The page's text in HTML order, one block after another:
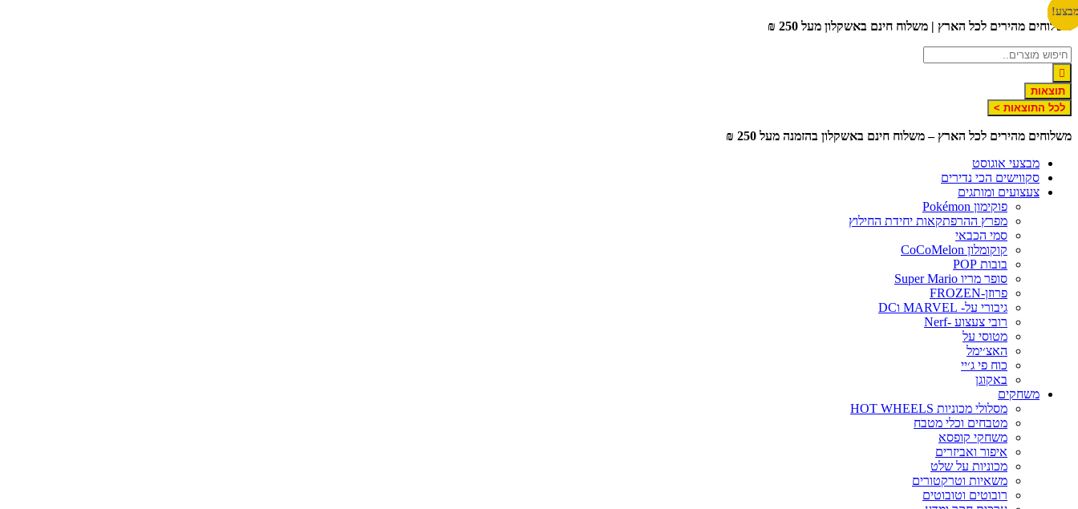
דלג
לתוכן
משלוחים מהירים לכל הארץ | משלוח חינם באשקלון מעל 250 ₪
תוצאות
לכל התוצאות >
משלוחים מהירים לכל הארץ – משלוח חינם באשקלון בהזמנה מעל 250 ₪
מבצעי אוגוסט
סקווישים הכי נדירים
צעצועים ומותגים
פוקימון Pokémon
מפרץ ההרפתקאות יחידת החילוץ
סמי הכבאי
קוקומלון CoCoMelon
בובות POP
סופר מריו Super Mario
פרוזן-FROZEN
גיבורי על- MARVEL וDC
רובי צעצוע -Nerf
מטוסי על
האצ׳ימל
כוח פי ג׳יי
באקוגן
משחקים
מסלולי מכוניות HOT WHEELS
מטבחים וכלי מטבח
משחקי קופסא
איפור ואביזרים
מכוניות על שלט
משאיות וטרקטורים
רובוטים וטובוטים